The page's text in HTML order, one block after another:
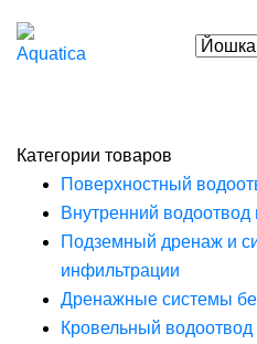
Категории товаров
Поверхностный
Внутренний
Подземный дренаж и
инфильтрации
Дренажные системы
Кровельный водоотвод